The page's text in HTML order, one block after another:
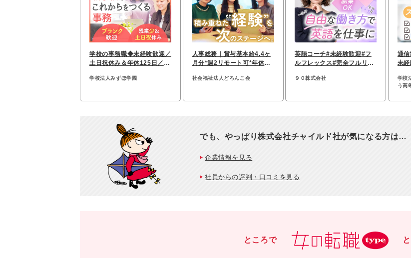
学校の事務職◆未経験歓迎／
土日祝休み＆年休125日／残
学校法人みずほ学園
人事総務｜賞与基本給4.4ヶ
月分*週2リモート可*年休12
社会福祉法人どろんこ会
英語コーチ#未経験歓迎#フ
ルフレックス#完全フルリモ
９０株式会社
通
未
学校
う高
でも、やっぱり株式会社チャイルド社が気になる方は…
企業情報を見る
社員からの評判・口コミを見る
ところで